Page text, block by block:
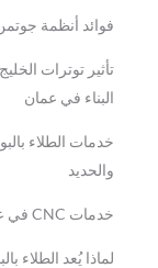
فوائد أنظمة
البناء في عمان
خدمات الطلاء
والحديد
خدمات CNC في عمان لتصنيع الألمنيوم والحديد بدقة عالية
لماذا يُعد الطلاء